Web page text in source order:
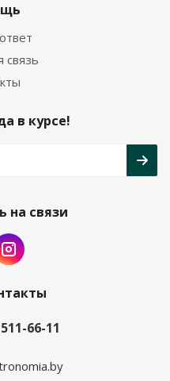
связь
в курсе!
на связи
66-11